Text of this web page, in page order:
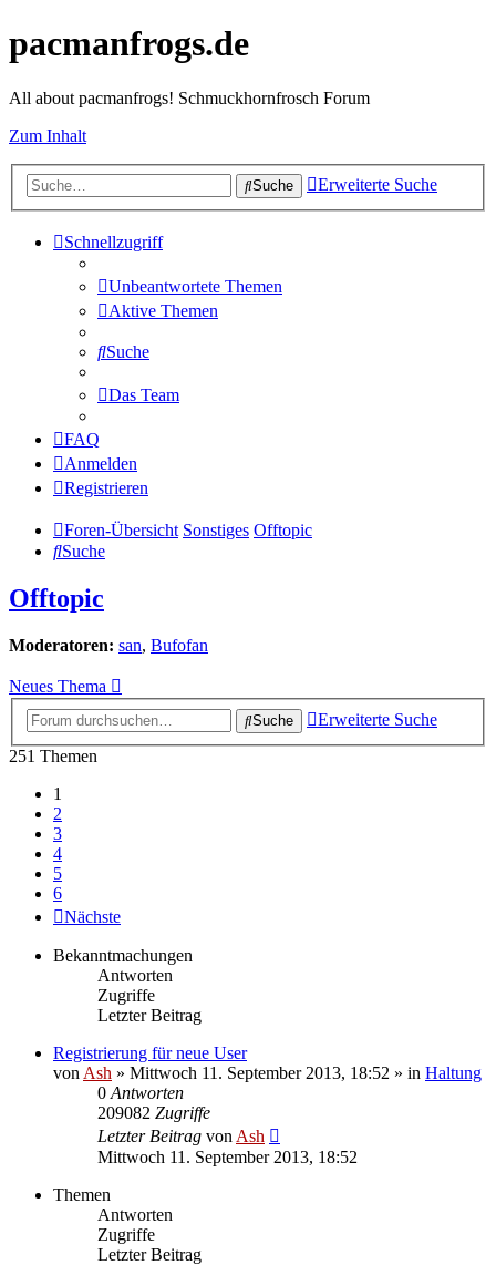
pacmanfrogs.de
All about pacmanfrogs! Schmuckhornfrosch Forum
Zum Inhalt
Suche Erweiterte Suche
Schnellzugriff
Unbeantwortete Themen
Aktive Themen
Suche
Das Team
FAQ
Anmelden
Registrieren
Foren-Übersicht Sonstiges Offtopic
Suche
Offtopic
Moderatoren: san, Bufofan
Neues Thema
Suche
Erweiterte Suche
251 Themen
1
2
3
4
5
6
Nächste
Bekanntmachungen
Antworten
Zugriffe
Letzter Beitrag
Registrierung für neue User
von Ash » Mittwoch 11. September 2013, 18:52 » in Haltung
0 Antworten
209082 Zugriffe
Letzter Beitrag von Ash
Mittwoch 11. September 2013, 18:52
Themen
Antworten
Zugriffe
Letzter Beitrag